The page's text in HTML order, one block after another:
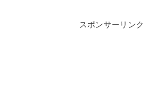
スポンサーリンク